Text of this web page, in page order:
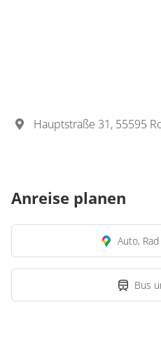
Hauptstraße 31, 55595
Anreise planen
Auto,
Bus